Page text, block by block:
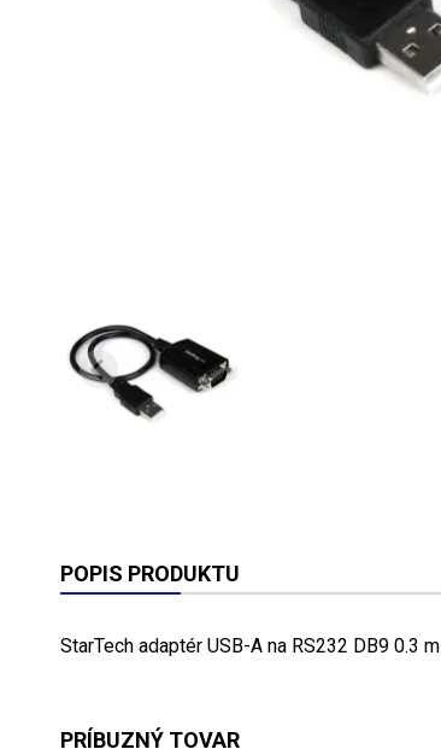
POPIS PRODUKTU
StarTech adaptér USB-A na RS232 DB9 0.3
PRÍBUZNÝ TOVAR